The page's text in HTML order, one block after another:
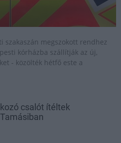
szakaszán megszokott rendhez
kórházba szállítják az új,
- közölték hétfő este a
csalót ítéltek